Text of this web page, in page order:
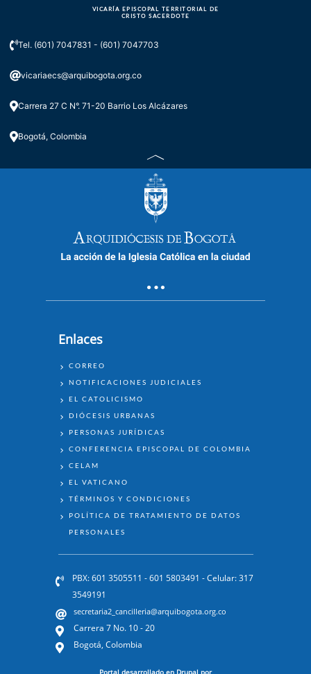
VICARÍA EPISCOPAL TERRITORIAL DE
CRISTO SACERDOTE
Tel. (601) 7047831 - (601) 7047703
vicariaecs@arquibogota.org.co
Carrera 27 C N°. 71-20 Barrio Los Alcázares
Bogotá, Colombia
Enlaces
ENLACES
CORREO
NOTIFICACIONES JUDICIALES
EL CATOLICISMO
DIÓCESIS URBANAS
PERSONAS JURÍDICAS
CONFERENCIA EPISCOPAL DE COLOMBIA
CELAM
EL VATICANO
TÉRMINOS Y CONDICIONES
POLÍTICA DE TRATAMIENTO DE DATOS
PERSONALES
PBX: 601 3505511 - 601 5803491 - Celular: 317
3549191
secretaria2_cancilleria@arquibogota.org.co
Carrera 7 No. 10 - 20
Bogotá, Colombia